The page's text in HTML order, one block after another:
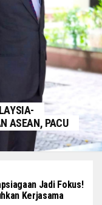
ASEAN, PACU
Jadi Fokus!
Kerjasama